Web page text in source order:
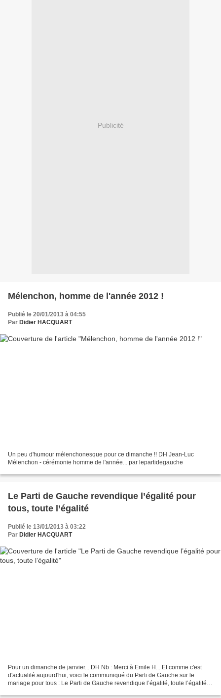
Publicité
Mélenchon, homme de l'année 2012 !
Publié le 20/01/2013 à 04:55
Par Didier HACQUART
Un peu d'humour mélenchonesque pour ce dimanche !! DH Jean-Luc
Mélenchon - cérémonie homme de l'année... par lepartidegauche
Le Parti de Gauche revendique l’égalité pour
tous, toute l’égalité
Publié le 13/01/2013 à 03:22
Par Didier HACQUART
Pour un dimanche de janvier... DH Nb : Merci à Emile H... Et comme c'est
d'actualité aujourd'hui, voici le communiqué du Parti de Gauche sur le
mariage pour tous : Le Parti de Gauche revendique l’égalité, toute l’égalité